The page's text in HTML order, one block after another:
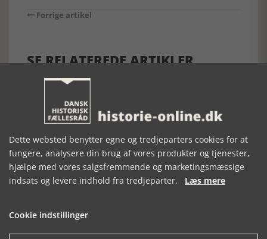
Forrige artikel
SE RELATEREDE ARTIKLER
VISBYS ÅRHUS
1940-1945
DRØM OG
VIRKELIGHED
Dette websted benytter egne og tredjeparters cookies for at
fungere, analysere din brug af vores produkter og tjenester,
hjælpe med vores salgsfremmende og marketingsmæssige
indsats og levere indhold fra tredjeparter. Læs mere
Cookie indstillinger